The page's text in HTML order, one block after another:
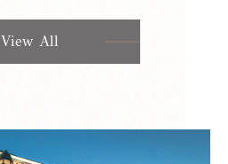
View All